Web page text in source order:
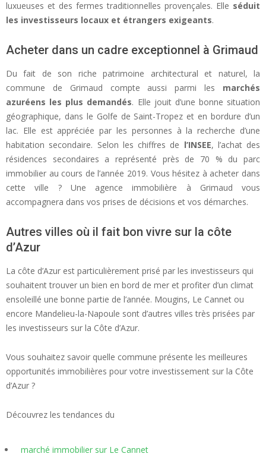
luxueuses et des fermes traditionnelles provençales. Elle séduit
les investisseurs locaux et étrangers exigeants.
Acheter dans un cadre exceptionnel à Grimaud
Du fait de son riche patrimoine architectural et naturel, la
commune de Grimaud compte aussi parmi les marchés
azuréens les plus demandés. Elle jouit d’une bonne situation
géographique, dans le Golfe de Saint-Tropez et en bordure d’un
lac. Elle est appréciée par les personnes à la recherche d’une
habitation secondaire. Selon les chiffres de l’INSEE, l’achat des
résidences secondaires a représenté près de 70 % du parc
immobilier au cours de l’année 2019. Vous hésitez à acheter dans
cette ville ? Une agence immobilière à Grimaud vous
accompagnera dans vos prises de décisions et vos démarches.
Autres villes où il fait bon vivre sur la côte
d’Azur
La côte d’Azur est particulièrement prisé par les investisseurs qui
souhaitent trouver un bien en bord de mer et profiter d’un climat
ensoleillé une bonne partie de l’année. Mougins, Le Cannet ou
encore Mandelieu-la-Napoule sont d’autres villes très prisées par
les investisseurs sur la Côte d’Azur.
Vous souhaitez savoir quelle commune présente les meilleures
opportunités immobilières pour votre investissement sur la Côte
d’Azur ?
Découvrez les tendances du
marché immobilier sur Le Cannet